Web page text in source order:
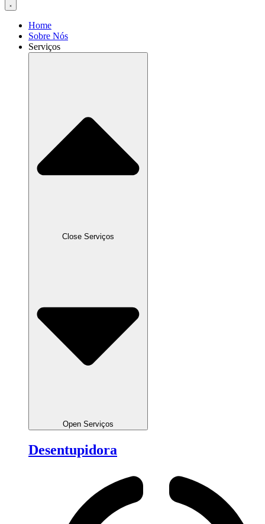
Home
Sobre Nós
Serviços
Close Serviços
Open Serviços
Desentupidora